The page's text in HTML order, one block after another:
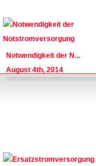
Notwendigkeit der N...
August 4th, 2014